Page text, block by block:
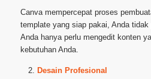
Canva mempercepat proses
template yang siap pakai, Anda tidak
Anda hanya perlu mengedit konten
kebutuhan Anda.
Desain Profesional